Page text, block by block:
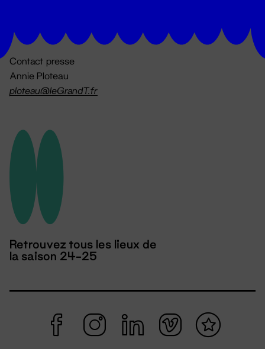
Contact presse
Annie Ploteau
ploteau@leGrandT.fr
Retrouvez tous les lieux de
la saison 24-25